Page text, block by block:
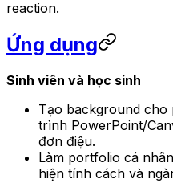
reaction.
Ứng dụng
Sinh viên và học sinh
Tạo background cho
trình PowerPoint/
đơn điệu.
Làm portfolio cá
hiện tính cách và